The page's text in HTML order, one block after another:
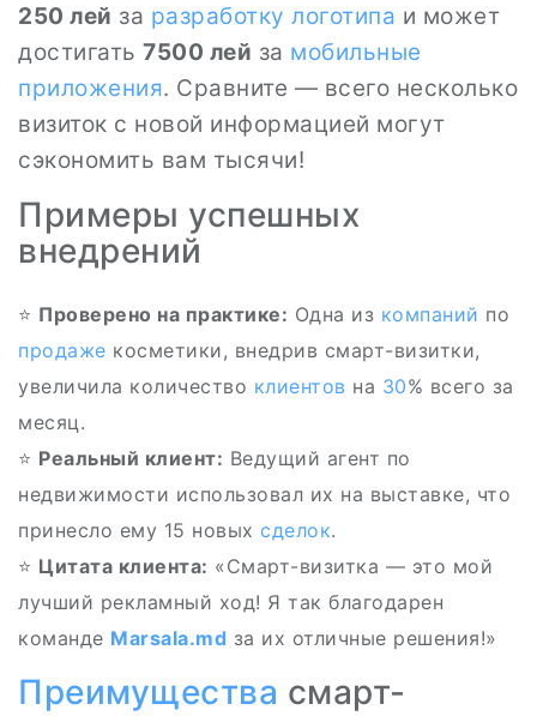
250 лей за разработку логотипа и может
достигать 7500 лей за мобильные
приложения. Сравните — всего несколько
визиток с новой информацией могут
сэкономить вам тысячи!
Примеры успешных
внедрений
⭐ Проверено на практике: Одна из компаний по
продаже косметики, внедрив смарт-визитки,
увеличила количество клиентов на 30% всего за
месяц.
⭐ Реальный клиент: Ведущий агент по
недвижимости использовал их на выставке, что
принесло ему 15 новых сделок.
⭐ Цитата клиента: «Смарт-визитка — это мой
лучший рекламный ход! Я так благодарен
команде Marsala.md за их отличные решения!»
Преимущества смарт-